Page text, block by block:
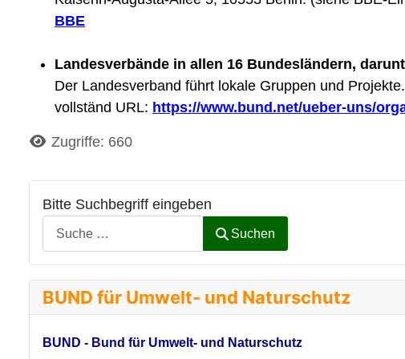
Bitte Suchbegriff eingeben
Suchen
BUND für Umwelt- und Naturschutz
BUND - Bund für Umwelt- und Naturschutz
BBE
Landesverbände in allen 16 Bundesländern,
Der Landesverband führt lokale Gruppen und
vollständ URL: https://www.bund.net/ueber-uns/
DetailsZugriffe: 660